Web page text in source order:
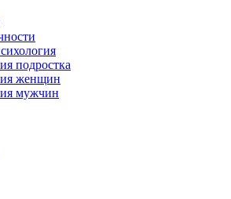
подростка
женщин
мужчин